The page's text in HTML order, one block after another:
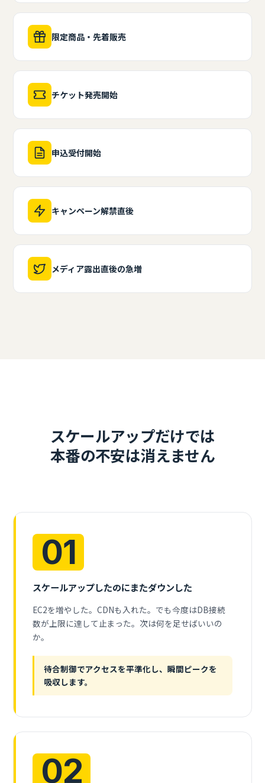
限定商品・先着販売
チケット発売開始
申込受付開始
キャンペーン解禁直後
メディア露出直後の急増
スケールアップだけでは
本番の不安は消えません
01
スケールアップしたのにまたダウンした
EC2を増やした。CDNも入れた。でも今度はDB接続
数が上限に達して止まった。次は何を足せばいいの
か。
待合制御でアクセスを平準化し、瞬間ピークを
吸収します。
02